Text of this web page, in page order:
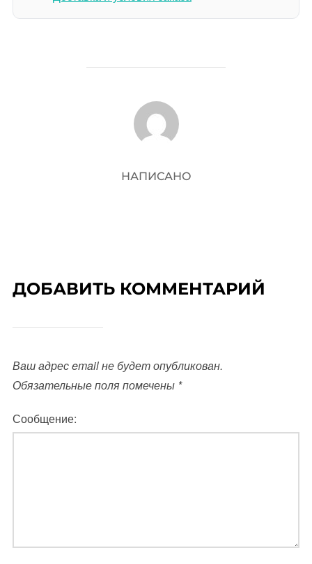
АВТОР ЗАПИСИ
НАПИСАНО
ДОБАВИТЬ КОММЕНТАРИЙ
Ваш адрес email не будет опубликован.
Обязательные поля помечены *
Сообщение: